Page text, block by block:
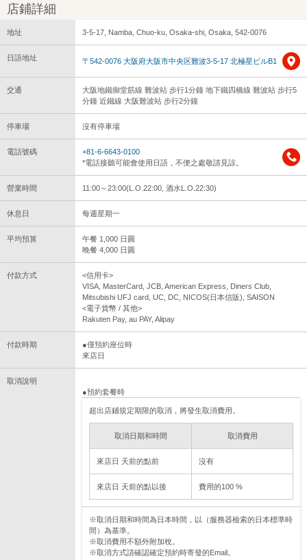
店鋪詳細
地址 3-5-17, Namba, Chuo-ku, Osaka-shi, Osaka, 542-0076
日語地址 〒542-0076 大阪府大阪市中央区難波3-5-17 北極星ビルB1
交通
大阪地鐵御堂筋線 難波站 步行1分鐘 地下鐵四橋線 難波站 步行5
分鐘 近鐵線 大阪難波站 步行2分鐘
停車場 沒有停車場
電話號碼
+81-6-6643-0100
*電話接聽可能會使用日語，不便之處敬請見諒。
營業時間 11:00～23:00(L.O.22:00, 酒水L.O.22:30)
休息日 每週星期一
平均預算
午餐 1,000 日圓
晚餐 4,000 日圓
付款方式
<信用卡>
VISA, MasterCard, JCB, American Express, Diners Club,
Mitsubishi UFJ card, UC, DC, NICOS(日本信販), SAISON
<電子貨幣 / 其他>
Rakuten Pay, au PAY, Alipay
付款時期
●僅預約座位時
來店日
取消說明
●預約套餐時
超出店鋪規定期限的取消，將發生取消費用。
取消日期和時間 取消費用
來店日 天前的點前 沒有
來店日 天前的點以後 費用的100 %
※取消日期和時間為日本時間，以（服務器檢索的日本標準時
間）為基準。
※取消費用不額外附加稅。
※取消方式請確認確定預約時寄發的Email。